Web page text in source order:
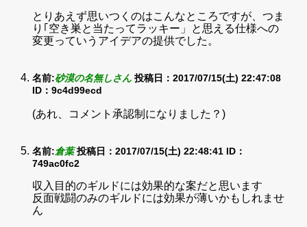
とりあえず思いつくのはこんなところですが、つま
り｢空き巣と当たってラッキー」と思える仕様への
変更っていうアイデアの提供でした。
名前:砂漠の名無しさん 投稿日：2017/07/15(土) 22:47:08
ID：9c4d99ecd
(あれ、コメント承認制になりました？)
名前:倉葉 投稿日：2017/07/15(土) 22:48:41 ID：
749ac0fc2
収入目的のギルドには効果的な案だと思います
反面戦闘のみのギルドには効果が薄いかもしれませ
ん